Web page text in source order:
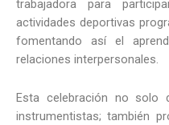
trabajadora para
actividades deportivas
fomentando así el
relaciones interpersonales.
Esta celebración no solo
instrumentistas; también